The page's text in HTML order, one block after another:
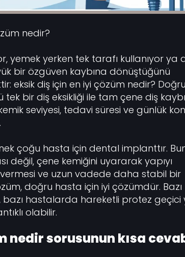
nedir?
yemek yerken tek tarafı kullanıyor ya
bir özgüven kaybına dönüştüğünü
eksik diş için en iyi çözüm nedir? Doğru
bir diş eksikliği ile tam çene diş
seviyesi, tedavi süresi ve günlük
çoğu hasta için dental implanttır.
değil, çene kemiğini uyararak yapıyı
vermesi ve uzun vadede daha stabil bir
doğru hasta için iyi çözümdür. Bazı
bazı hastalarda hareketli protez geçici
olabilir.
nedir sorusunun kısa